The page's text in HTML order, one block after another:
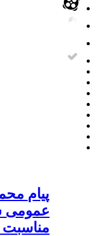
پیام
عمومی
مناسبت